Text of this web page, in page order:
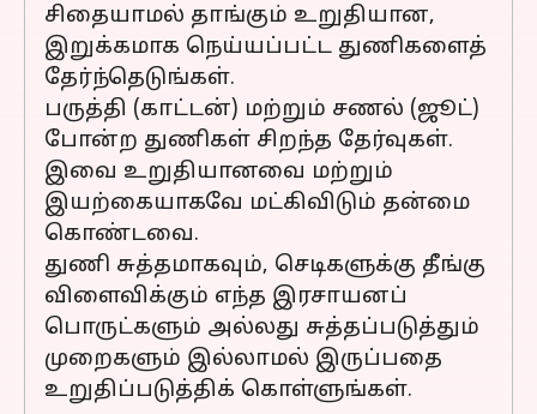
சிதையாமல் தாங்கும் உறுதியான,
இறுக்கமாக நெய்யப்பட்ட துணிகளைத்
தேர்ந்தெடுங்கள்.
பருத்தி (காட்டன்) மற்றும் சணல் (ஜூட்)
போன்ற துணிகள் சிறந்த தேர்வுகள்.
இவை உறுதியானவை மற்றும்
இயற்கையாகவே மட்கிவிடும் தன்மை
கொண்டவை.
துணி சுத்தமாகவும், செடிகளுக்கு தீங்கு
விளைவிக்கும் எந்த இரசாயனப்
பொருட்களும் அல்லது சுத்தப்படுத்தும்
முறைகளும் இல்லாமல் இருப்பதை
உறுதிப்படுத்திக் கொள்ளுங்கள்.